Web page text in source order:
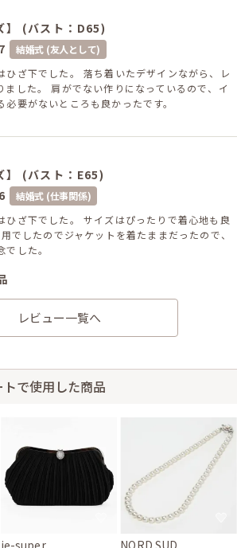
】 (バスト：D65)
結婚式 (友人として)
ひざ下でした。 落ち着いたデザインながら、レ
ました。 肩がでない作りになっているので、イ
要がないところも良かったです。
】 (バスト：E65)
結婚式 (仕事関係)
ひざ下でした。 サイズはぴったりで着心地も良
でしたのでジャケットを着たままだったので、
した。
】 (バスト：D70)
ひざ下でした。 とてもキレイで想像通りでし
レビュー一覧へ
で使用した商品